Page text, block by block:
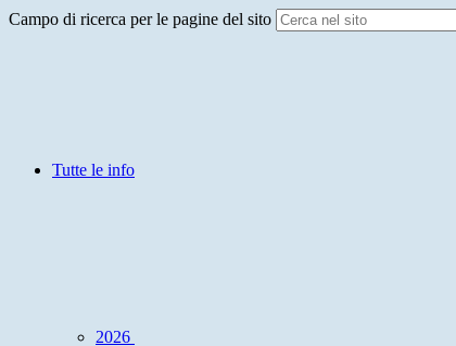
Campo di ricerca per le pagine del sito
Tutte le info
2026